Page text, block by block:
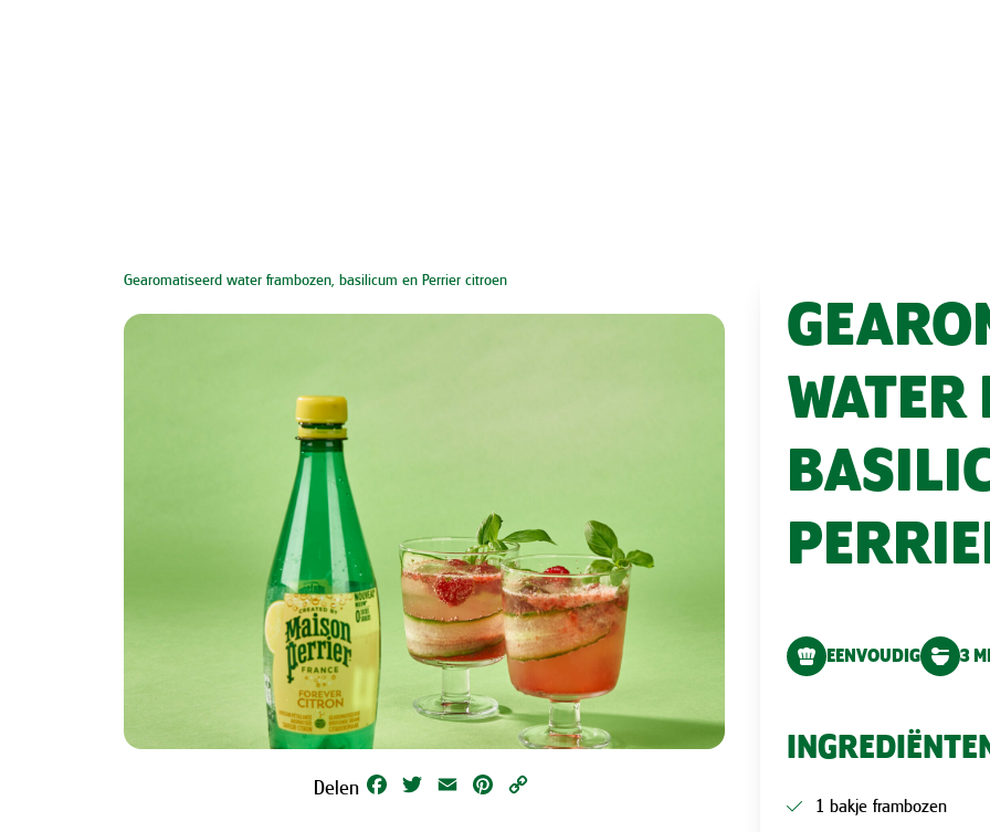
Gearomatiseerd water frambozen, basilicum en Perrier citroen
Delen Facebook
Twitter Email Pinterest
EENVOUDIG 3
1 bakje frambozen